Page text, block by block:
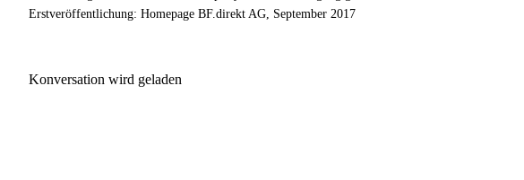
Erstveröffentlichung: Homepage BF.direkt AG, September 2017
Konversation wird geladen